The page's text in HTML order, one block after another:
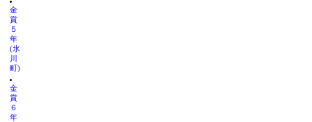
金
賞
５
年
(氷
川
町)
金
賞
６
年